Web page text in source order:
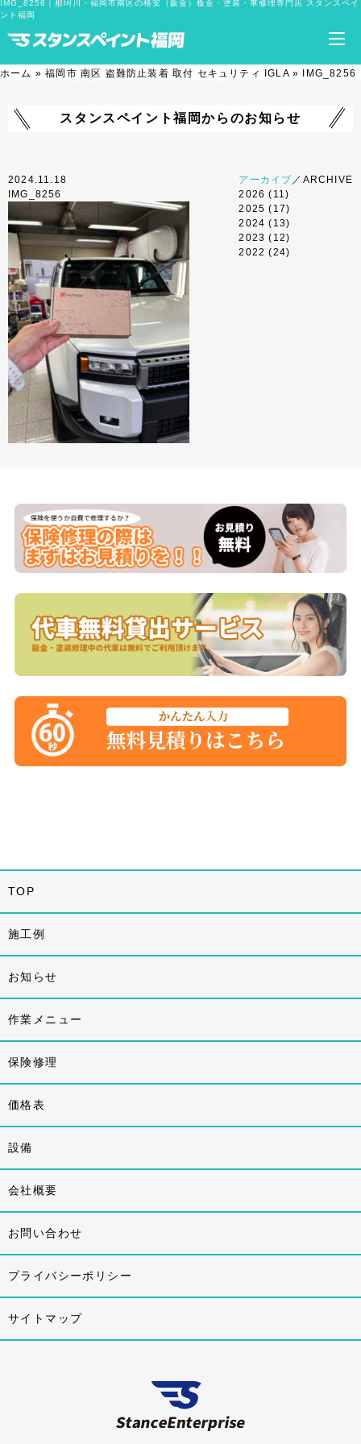
IMG_8256｜那珂川・福岡市南区の格安（鈑金）板金・塗装・車修理専門店 スタンスペイ
ント福岡
ホーム »福岡市 南区 盗難防止装着 取付 セキュリティ IGLA» IMG_8256
スタンスペイント福岡からのお知らせ
2024.11.18
IMG_8256
アーカイブ ／ARCHIVE
2026 (11)
2025 (17)
2024 (13)
2023 (12)
2022 (24)
TOP
施工例
お知らせ
作業メニュー
保険修理
価格表
設備
会社概要
お問い合わせ
プライバシーポリシー
サイトマップ